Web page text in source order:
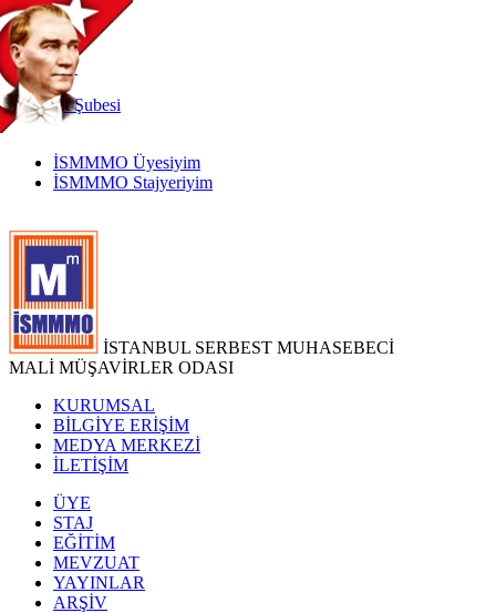
TR
|
EN
İnternetŞubesi
İSMMMO Üyesiyim
İSMMMO Stajyeriyim
İSTANBUL SERBEST MUHASEBECİ
MALİ MÜŞAVİRLER ODASI
KURUMSAL
BİLGİYE ERİŞİM
MEDYA MERKEZİ
İLETİŞİM
ÜYE
STAJ
EĞİTİM
MEVZUAT
YAYINLAR
ARŞİV